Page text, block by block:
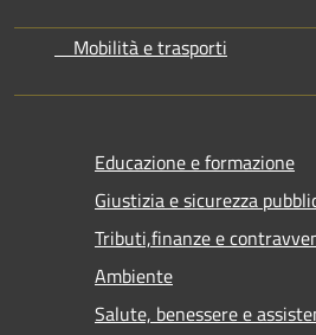
Mobilità e trasporti
Educazione e formazione
Giustizia e sicurezza
Tributi,finanze e
Ambiente
Salute, benessere e